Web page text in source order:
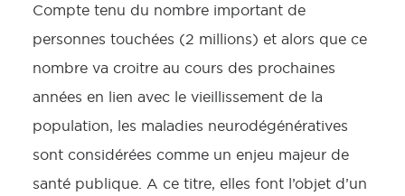
Compte tenu du nombre important de
personnes touchées (2 millions) et alors que ce
nombre va croitre au cours des prochaines
années en lien avec le vieillissement de la
population, les maladies neurodégénératives
sont considérées comme un enjeu majeur de
santé publique. A ce titre, elles font l’objet d’un